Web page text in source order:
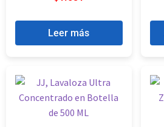
Leer más